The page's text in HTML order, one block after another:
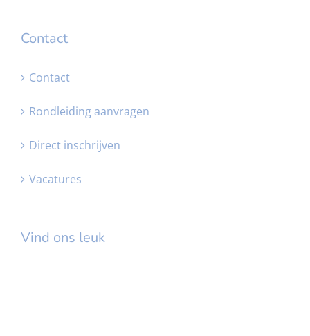
Contact
Contact
Rondleiding aanvragen
Direct inschrijven
Vacatures
Vind ons leuk